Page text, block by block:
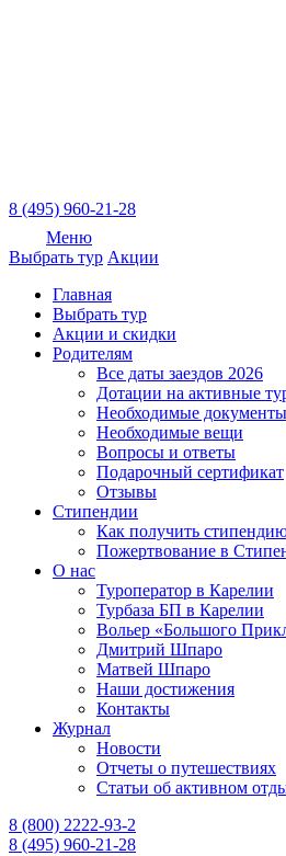
8 (495) 960-21-28
Меню
Выбрать тур Акции
Главная
Выбрать тур
Акции и скидки
Родителям
Все даты заездов 2026
Дотации на активные
Необходимые документы
Необходимые вещи
Вопросы и ответы
Подарочный сертификат
Отзывы
Стипендии
Как получить
Пожертвование в
О нас
Туроператор в Карелии
Турбаза БП в Карелии
Вольер «Большого
Дмитрий Шпаро
Матвей Шпаро
Наши достижения
Контакты
Журнал
Новости
Отчеты о путешествиях
Статьи об активном
8 (800) 2222-93-2
8 (495) 960-21-28